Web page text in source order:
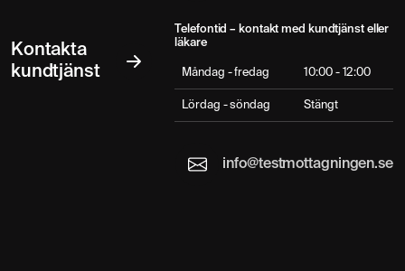
Kontakta
kundtjänst
Telefontid – kontakt med kundtjänst eller
läkare
Måndag - fredag 10:00 - 12:00
Lördag - söndag Stängt
info@testmottagningen.se